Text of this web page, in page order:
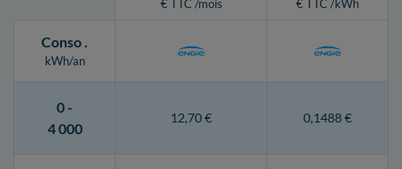
€ TTC /mois € TTC /kWh
Conso.
kWh/an
0 -
4 000
12,70 € 0,1488 €